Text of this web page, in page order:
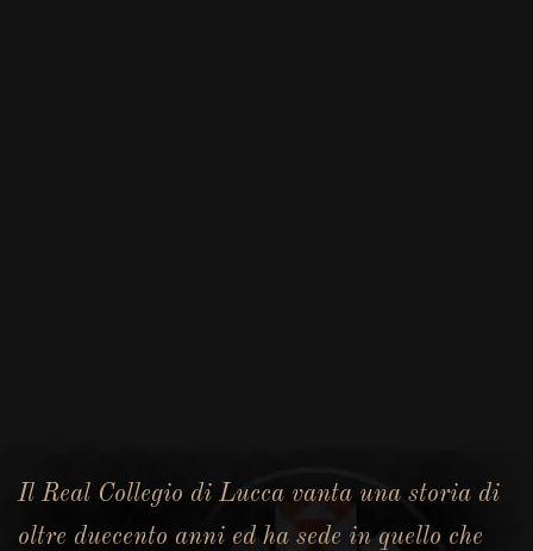
Il Real Collegio di Lucca vanta una storia di
oltre duecento anni ed ha sede in quello che